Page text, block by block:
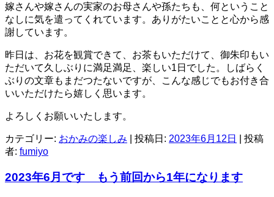
嫁さんや嫁さんの実家のお母さんや孫たちも、何ということ
なしに気を遣ってくれています。ありがたいことと心から感
謝しています。
昨日は、お花を観賞できて、お茶もいただけて、御朱印もい
ただいて久しぶりに満足満足、楽しい1日でした。しばらく
ぶりの文章もまだつたないですが、こんな感じでもお付き合
いいただけたら嬉しく思います。
よろしくお願いいたします。
カテゴリー: おかみの楽しみ | 投稿日: 2023年6月12日
投稿
者: fumiyo
2023年6月です もう前回から1年になります